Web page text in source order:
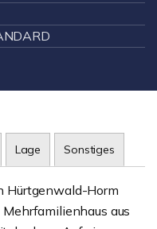
Lage Sonstiges
Hürtgenwald-Horm
aus